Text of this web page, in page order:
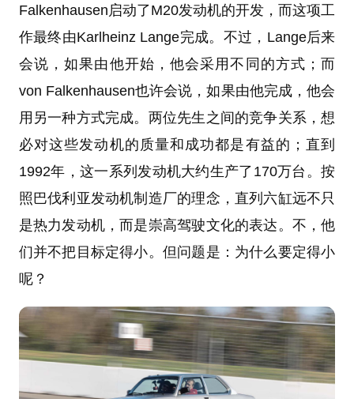
Falkenhausen启动了M20发动机的开发，而这项工
作最终由Karlheinz Lange完成。不过，Lange后来
会说，如果由他开始，他会采用不同的方式；而
von Falkenhausen也许会说，如果由他完成，他会
用另一种方式完成。两位先生之间的竞争关系，想
必对这些发动机的质量和成功都是有益的；直到
1992年，这一系列发动机大约生产了170万台。按
照巴伐利亚发动机制造厂的理念，直列六缸远不只
是热力发动机，而是崇高驾驶文化的表达。不，他
们并不把目标定得小。但问题是：为什么要定得小
呢？